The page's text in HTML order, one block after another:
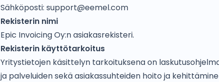
Sähköposti: support@eemel.com
Rekisterin nimi
Epic Invoicing Oy:n asiakasrekisteri.
Rekisterin käyttötarkoitus
Yritystietojen käsittelyn tarkoituksena on
ja palveluiden sekä asiakassuhteiden hoito ja